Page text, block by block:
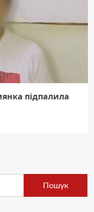
підпалила
Пошук